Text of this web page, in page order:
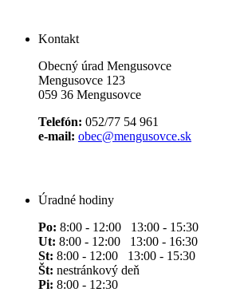
Kontakt
Obecný úrad Mengusovce
Mengusovce 123
059 36 Mengusovce
Telefón: 052/77 54 961
e-mail: obec@mengusovce.sk
Úradné hodiny
Po: 8:00 - 12:00 13:00 - 15:30
Ut: 8:00 - 12:00 13:00 - 16:30
St: 8:00 - 12:00 13:00 - 15:30
Št: nestránkový deň
Pi: 8:00 - 12:30